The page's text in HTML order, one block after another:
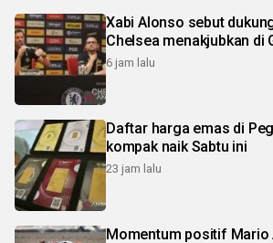
Xabi Alonso sebut
Chelsea menakjubkan di
6 jam lalu
Daftar harga emas di
kompak naik Sabtu ini
23 jam lalu
Momentum positif Mario